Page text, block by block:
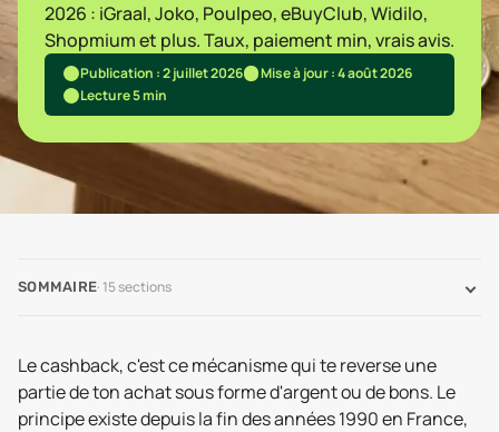
2026 : iGraal, Joko, Poulpeo, eBuyClub, Widilo,
Shopmium et plus. Taux, paiement min, vrais avis.
Publication : 2 juillet 2026
Mise à jour : 4 août 2026
Lecture 5 min
SOMMAIRE· 15sections
Le cashback, c'est ce mécanisme qui te reverse une
partie de ton achat sous forme d'argent ou de bons. Le
principe existe depuis la fin des années 1990 en France,